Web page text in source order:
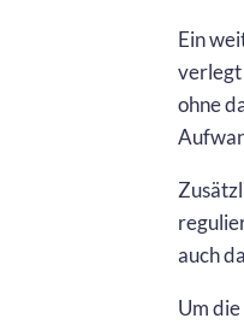
Ein
verlegt
ohne
auch
Um